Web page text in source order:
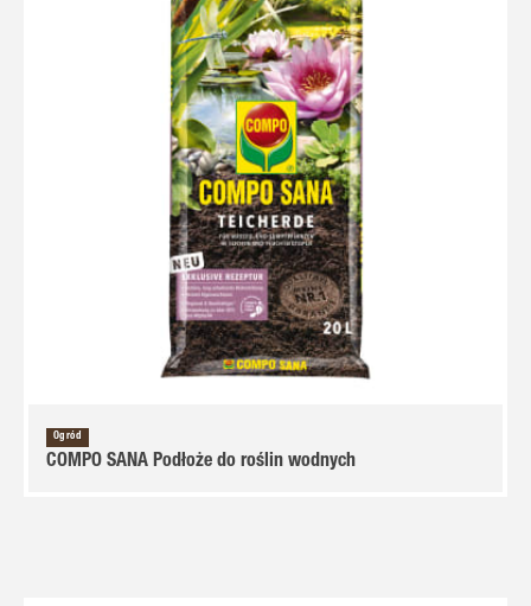
Ogród
COMPO SANA Podłoże do roślin wodnych